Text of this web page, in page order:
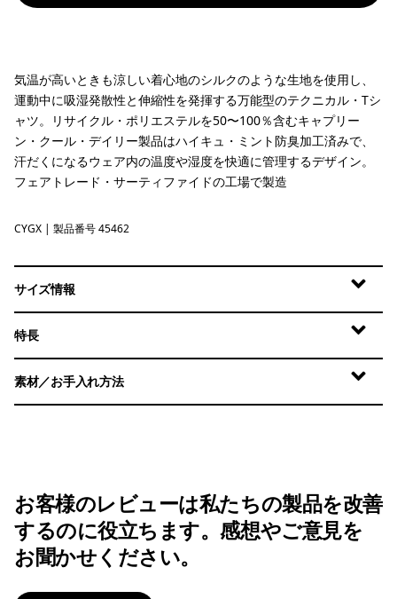
気温が高いときも涼しい着心地のシルクのような生地を使用し、
運動中に吸湿発散性と伸縮性を発揮する万能型のテクニカル・Tシ
ャツ。リサイクル・ポリエステルを50〜100％含むキャプリー
ン・クール・デイリー製品はハイキュ・ミント防臭加工済みで、
汗だくになるウェア内の温度や湿度を快適に管理するデザイン。
フェアトレード・サーティファイドの工場で製造
Canopy Green - Light Canopy Green X-Dye
CYGX | 製品番号 45462
サイズ情報
特長
素材／お手入れ方法
お客様のレビューは私たちの製品を改善
するのに役立ちます。感想やご意見を
お聞かせください。